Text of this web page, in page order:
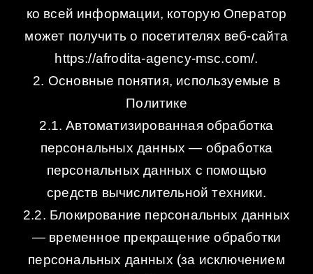
ко всей информации, которую Оператор
может получить о посетителях веб-сайта
https://afrodita-agency-msc.com/.
2. Основные понятия, используемые в
Политике
2.1. Автоматизированная обработка
персональных данных — обработка
персональных данных с помощью
средств вычислительной техники.
2.2. Блокирование персональных данных
— временное прекращение обработки
персональных данных (за исключением